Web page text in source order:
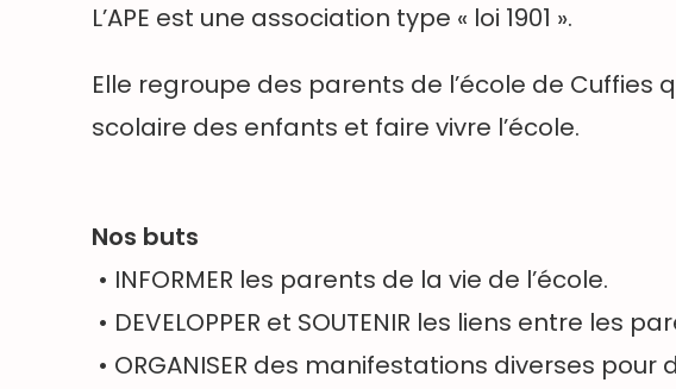
L’APE est une association type « loi 1901 ».
Elle regroupe des parents de l’école de Cuffies
scolaire des enfants et faire vivre l’école.
Nos buts
• INFORMER les parents de la vie de l’école.
• DEVELOPPER et SOUTENIR les liens entre les
• ORGANISER des manifestations diverses